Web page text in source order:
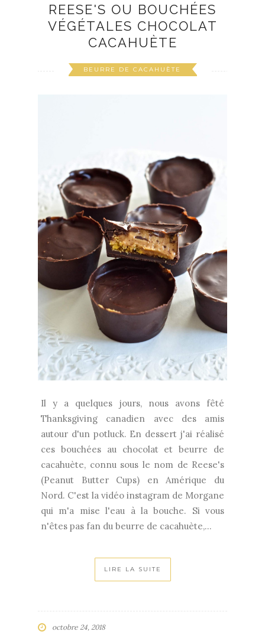
REESE'S OU BOUCHÉES
VÉGÉTALES CHOCOLAT
CACAHUÈTE
BEURRE DE CACAHUÈTE
Il y a quelques jours, nous avons fêté
Thanksgiving canadien avec des amis
autour d'un potluck. En dessert j'ai réalisé
ces bouchées au chocolat et beurre de
cacahuète, connu sous le nom de Reese's
(Peanut Butter Cups) en Amérique du
Nord. C'est la vidéo instagram de Morgane
qui m'a mise l'eau à la bouche. Si vous
n'êtes pas fan du beurre de cacahuète,...
LIRE LA SUITE
octobre 24, 2018